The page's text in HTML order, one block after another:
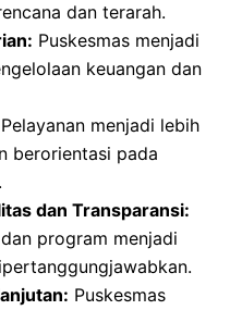
dan terarah.
Puskesmas menjadi
keuangan dan
Pelayanan menjadi lebih
berorientasi pada
dan Transparansi:
program menjadi
Puskesmas